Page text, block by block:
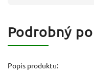
Podrobný
Popis produktu: